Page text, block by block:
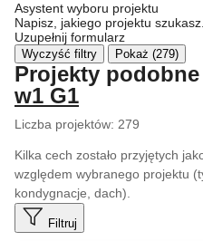
Asystent wyboru projektu
Napisz, jakiego projektu
Uzupełnij formularz
Wyczyść filtry Pokaż (279)
Projekty
w1 G1
Liczba projektów: 279
Kilka cech zostało przyjętych
względem wybranego projektu
kondygnacje, dach).
Filtruj